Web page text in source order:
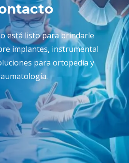
está listo para brindarle
implantes, instrumental
para ortopedia y